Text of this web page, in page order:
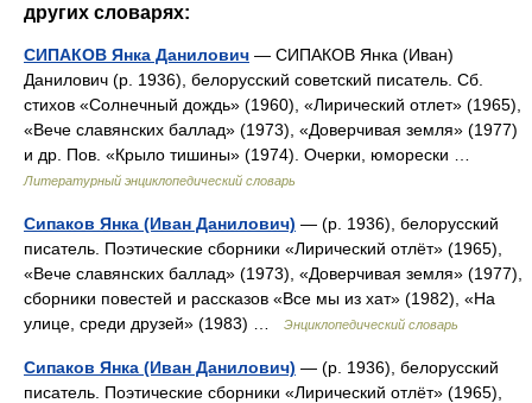
других словарях:
СИПАКОВ Янка Данилович — СИПАКОВ Янка (Иван)
Данилович (р. 1936), белорусский советский писатель. Сб.
стихов «Солнечный дождь» (1960), «Лирический отлет» (1965),
«Вече славянских баллад» (1973), «Доверчивая земля» (1977)
и др. Пов. «Крыло тишины» (1974). Очерки, юморески …
Литературный энциклопедический словарь
Сипаков Янка (Иван Данилович) — (р. 1936), белорусский
писатель. Поэтические сборники «Лирический отлёт» (1965),
«Вече славянских баллад» (1973), «Доверчивая земля» (1977),
сборники повестей и рассказов «Все мы из хат» (1982), «На
улице, среди друзей» (1983) …
Энциклопедический словарь
Сипаков Янка (Иван Данилович) — (р. 1936), белорусский
писатель. Поэтические сборники «Лирический отлёт» (1965),